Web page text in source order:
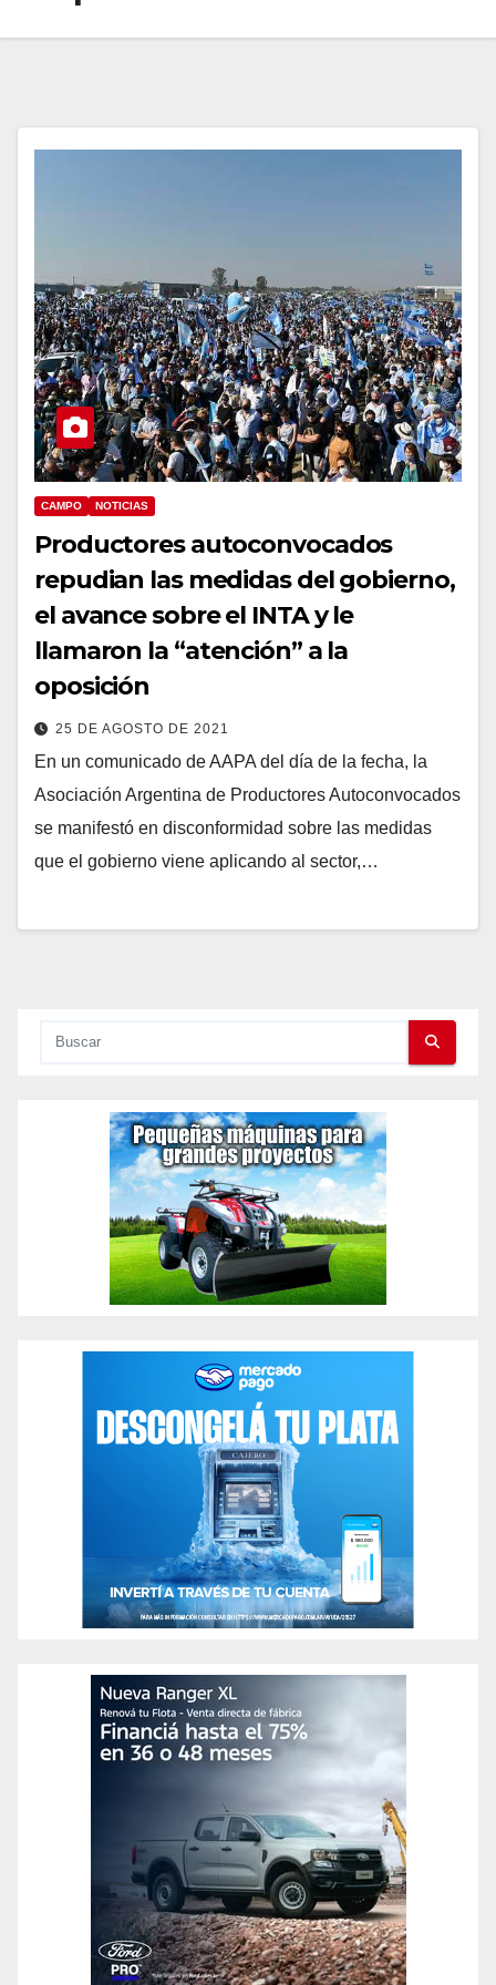
CAMPO NOTICIAS
Productores autoconvocados
repudian las medidas del gobierno,
el avance sobre el INTA y le
llamaron la “atención” a la
oposición
25 DE AGOSTO DE 2021
En un comunicado de AAPA del día de la fecha, la
Asociación Argentina de Productores Autoconvocados
se manifestó en disconformidad sobre las medidas
que el gobierno viene aplicando al sector,…